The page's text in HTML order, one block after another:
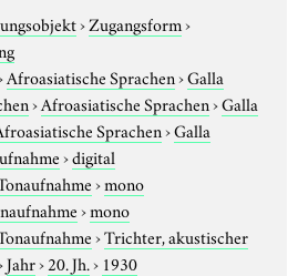
›Zugangsform›
Afroasiatische Sprachen›Galla
›Afroasiatische Sprachen›Galla
Sprachen›Galla
›digital
›mono
›mono
›Trichter, akustischer
Jahr›20. Jh.› 1930